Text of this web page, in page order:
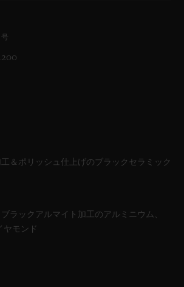
＆ポリッシュ仕上げのブラックセラミック
ラックアルマイト加工のアルミニウム、
ヤモンド